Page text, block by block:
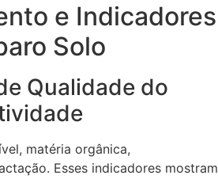
e Indicadores
Solo
Qualidade do
matéria orgânica,
Esses indicadores mostram